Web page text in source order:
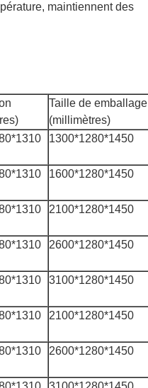
maintiennent des
Taille de emballage
(millimètres)
1300*1280*1450
1600*1280*1450
2100*1280*1450
2600*1280*1450
3100*1280*1450
2100*1280*1450
2600*1280*1450